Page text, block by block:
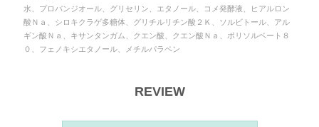
水、プロパンジオール、グリセリン、エタノール、コメ発酵液、ヒアルロン
酸Ｎａ、シロキクラゲ多糖体、グリチルリチン酸２Ｋ、ソルビトール、アル
ギン酸Ｎａ、キサンタンガム、クエン酸、クエン酸Ｎａ、ポリソルベート８
０、フェノキシエタノール、メチルパラベン
REVIEW